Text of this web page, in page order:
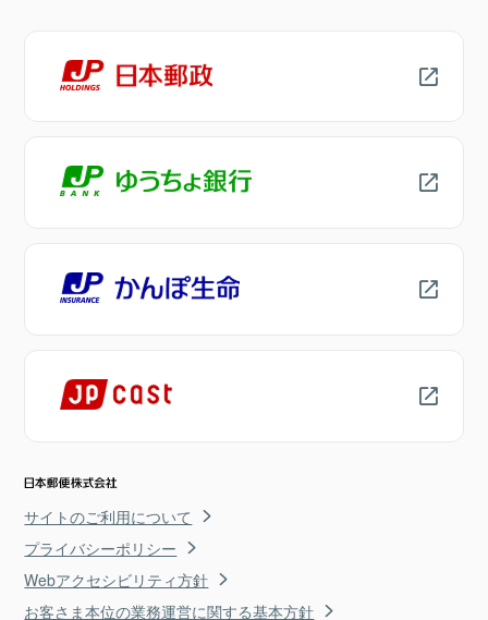
サイトのご利用について
プライバシーポリシー
Webアクセシビリティ方針
お客さま本位の業務運営に関する基本方針